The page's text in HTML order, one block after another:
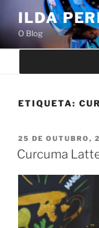
o
conteúdo
ILDA
O Blog
ETIQUETA:
PUBLICADO
EM
25 DE OUTUBRO,
Curcuma